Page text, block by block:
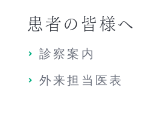
患者の皆様へ
診察案内
外来担当医表